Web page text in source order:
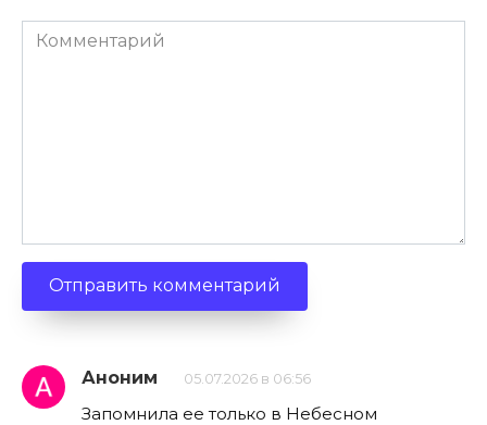
Комментарий
Аноним 05.07.2026 в 06:56
Запомнила ее только в Небесном